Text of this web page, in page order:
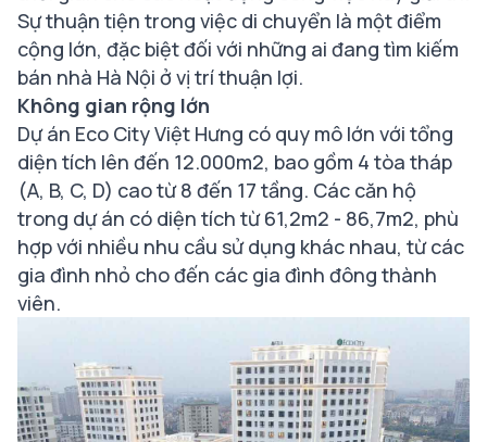
Sự thuận tiện trong việc di chuyển là một điểm
cộng lớn, đặc biệt đối với những ai đang tìm kiếm
bán nhà Hà Nội ở vị trí thuận lợi.
Không gian rộng lớn
Dự án Eco City Việt Hưng có quy mô lớn với tổng
diện tích lên đến 12.000m2, bao gồm 4 tòa tháp
(A, B, C, D) cao từ 8 đến 17 tầng. Các căn hộ
trong dự án có diện tích từ 61,2m2 - 86,7m2, phù
hợp với nhiều nhu cầu sử dụng khác nhau, từ các
gia đình nhỏ cho đến các gia đình đông thành
viên.